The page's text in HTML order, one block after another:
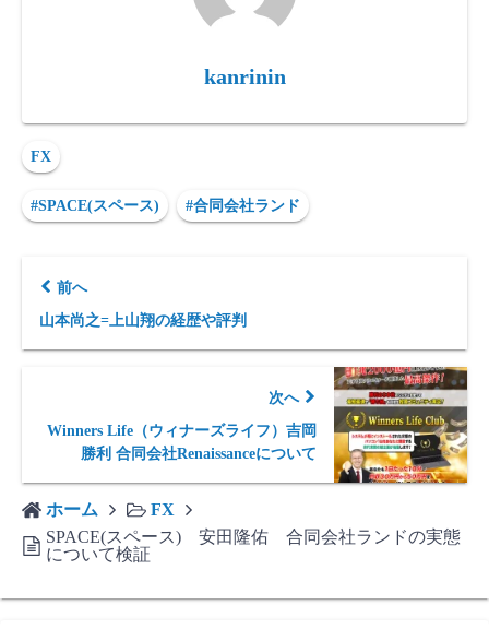
kanrinin
FX
#SPACE(スペース) #合同会社ランド
前へ
山本尚之=上山翔の経歴や評判
次へ
Winners Life（ウィナーズライフ）吉岡
勝利 合同会社Renaissanceについて
ホーム
FX
SPACE(スペース) 安田隆佑 合同会社ランドの実態
について検証